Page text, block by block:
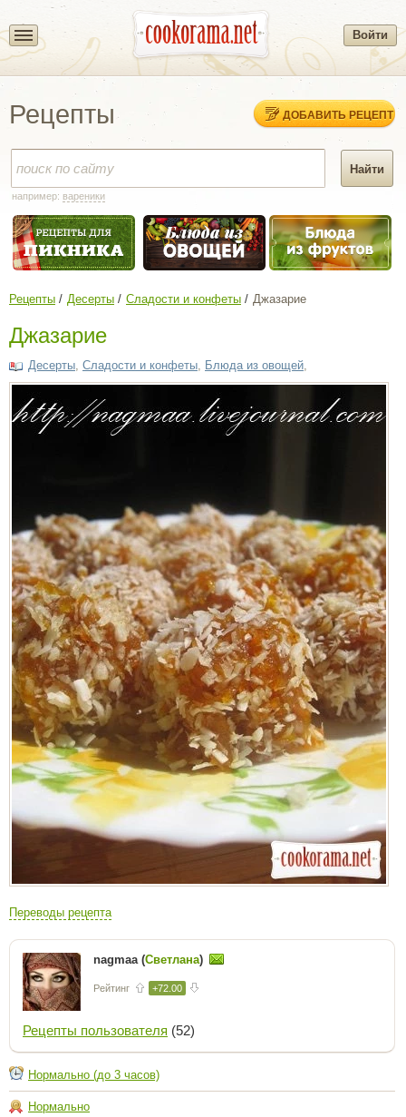
Войти
Рецепты ДОБАВИТЬ РЕЦЕПТ
например: вареники
Рецепты Десерты Сладости и конфеты Джазарие
Джазарие
Десерты Сладости и конфеты Блюда из овощей
Переводы рецепта
nagmaa (Светлана)
Рейтинг +72.00
Рецепты пользователя (52)
Нормально (до 3 часов)
Нормально